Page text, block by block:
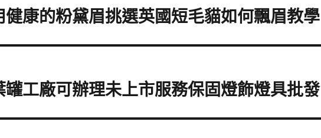
康的粉黛眉挑選英國短毛貓如何飄眉教學
罐工廠可辦理未上市服務保固燈飾燈具批發